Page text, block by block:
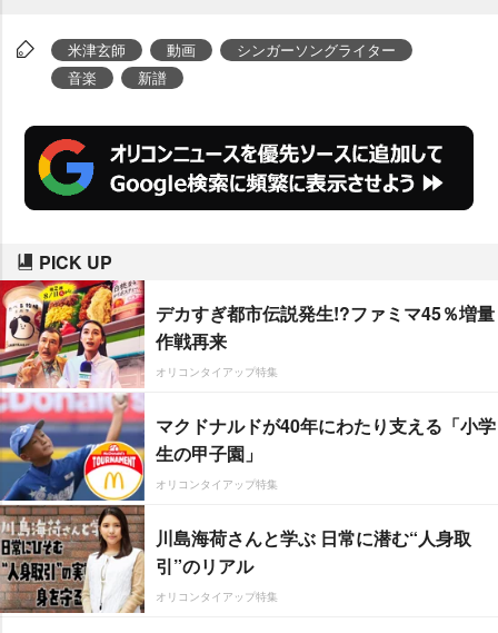
米津玄師 動画
シンガーソングライター
音楽
新譜
PICK UP
デカすぎ都市伝説発生!?ファミマ45％増量
作戦再来
オリコンタイアップ特集
マクドナルドが40年にわたり支える「小学
生の甲子園」
オリコンタイアップ特集
川島海荷さんと学ぶ 日常に潜む“人身取
引”のリアル
オリコンタイアップ特集